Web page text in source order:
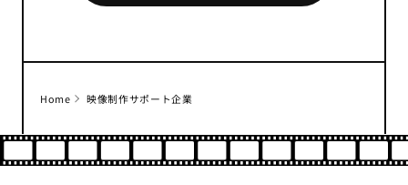
Home 映像制作サポート企業